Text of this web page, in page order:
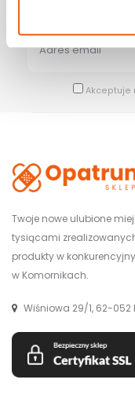
Bądź na bieżąco z
Akceptuje
Twoje nowe ulubione
tysiącami
produkty w
w Komornikach.
Wiśniowa 29/1, 62-052